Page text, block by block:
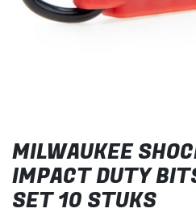
MILWAUKEE
IMPACT DUTY
SET 10 STUKS